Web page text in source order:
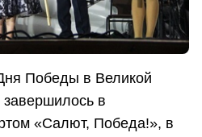
Победы в Великой
завершилось в
«Салют, Победа!», в